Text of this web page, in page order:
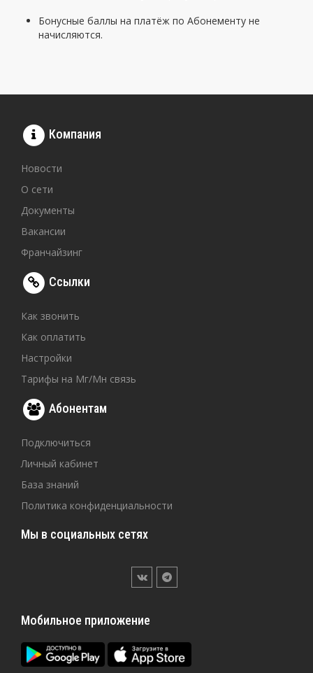
Бонусные баллы на платёж по Абонементу не
начисляются.
Компания
Новости
О сети
Документы
Вакансии
Франчайзинг
Ссылки
Как звонить
Как оплатить
Настройки
Тарифы на Мг/Мн связь
Абонентам
Подключиться
Личный кабинет
База знаний
Политика конфиденциальности
Мы в социальных сетях
Мобильное приложение